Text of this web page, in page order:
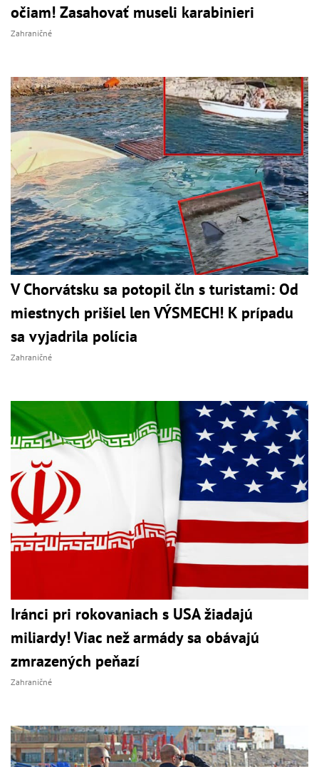
očiam! Zasahovať museli karabinieri
Zahraničné
V Chorvátsku sa potopil čln s turistami: Od
miestnych prišiel len VÝSMECH! K prípadu
sa vyjadrila polícia
Zahraničné
Iránci pri rokovaniach s USA žiadajú
miliardy! Viac než armády sa obávajú
zmrazených peňazí
Zahraničné